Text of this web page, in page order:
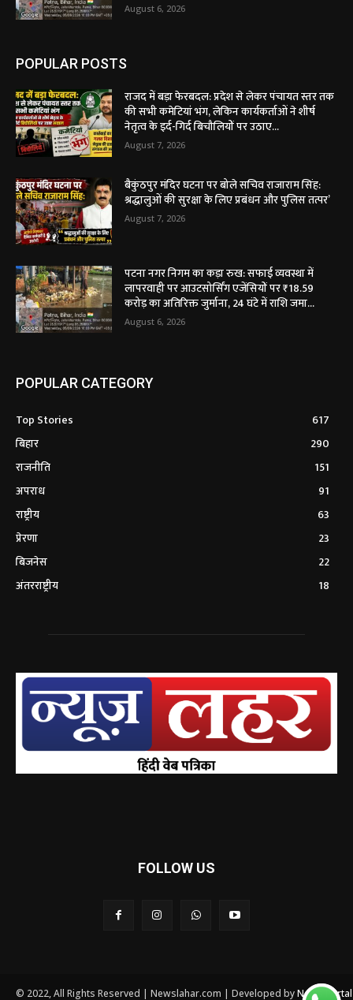
August 6, 2026
POPULAR POSTS
राजद में बड़ा फेरबदल: प्रदेश से लेकर पंचायत स्तर तक
की सभी कमेटियां भंग, लेकिन कार्यकर्ताओं ने शीर्ष
नेतृत्व के इर्द-गिर्द बिचौलियों पर उठाए...
August 7, 2026
बैकुंठपुर मंदिर घटना पर बोले सचिव राजाराम सिंह:
श्रद्धालुओं की सुरक्षा के लिए प्रबंधन और पुलिस तत्पर’
August 7, 2026
पटना नगर निगम का कड़ा रुख: सफाई व्यवस्था में
लापरवाही पर आउटसोर्सिंग एजेंसियों पर ₹18.59
करोड़ का अतिरिक्त जुर्माना, 24 घंटे में राशि जमा...
August 6, 2026
POPULAR CATEGORY
Top Stories
617
बिहार
290
राजनीति
151
अपराध
91
राष्ट्रीय
63
प्रेरणा
23
बिजनेस
22
अंतरराष्ट्रीय
18
FOLLOW US
© 2022, All Rights Reserved | Newslahar.com | Developed byNews